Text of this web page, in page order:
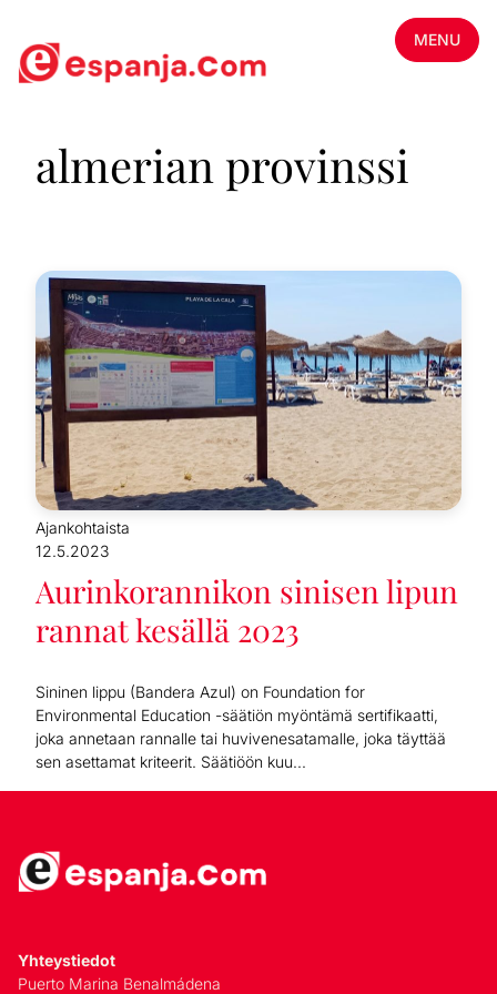
MENU
almerian provinssi
Ajankohtaista
12.5.2023
Aurinkorannikon sinisen lipun
rannat kesällä 2023
Sininen lippu (Bandera Azul) on Foundation for
Environmental Education -säätiön myöntämä sertifikaatti,
joka annetaan rannalle tai huvivenesatamalle, joka täyttää
sen asettamat kriteerit. Säätiöön kuu...
Yhteystiedot
Puerto Marina Benalmádena